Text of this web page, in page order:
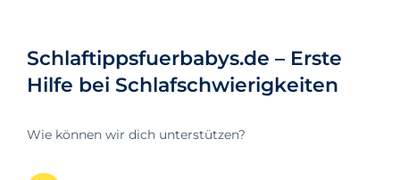
ist wichtig zu bedenken, dass 06:00 Uhr
für uns zu früh sein mag, aber für viele
Babys und Kleinkinder ist das eine
Schlaftippsfuerbabys.de – Erste
Hilfe bei Schlafschwierigkeiten
Wie können wir dich unterstützen?